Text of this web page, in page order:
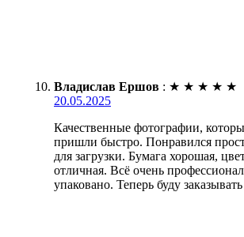
Владислав Ершов : ★ ★ ★ ★ ★
20.05.2025
Качественные фотографии,
пришли быстро. Понравился
для загрузки. Бумага хорошая,
отличная. Всё очень
упаковано. Теперь буду заказывать